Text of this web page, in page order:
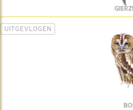
UITGEVLOGEN